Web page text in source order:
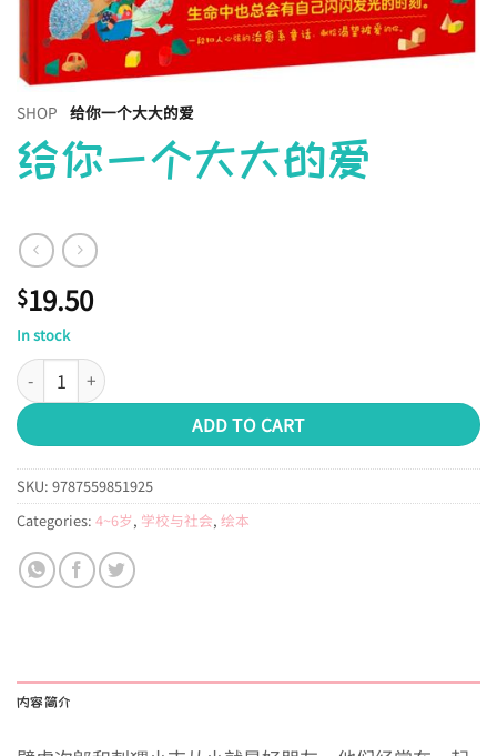
SHOP 给你一个大大的爱
给你一个大大的爱
$19.50
In stock
给你一个大大的爱 quantity
ADD TO CART
SKU: 9787559851925
Categories: 4~6岁, 学校与社会, 绘本
内容简介